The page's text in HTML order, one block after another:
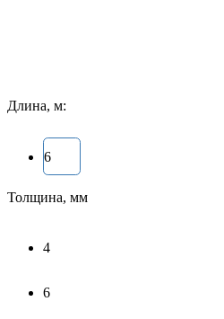
Длина, м:
6
Толщина, мм
4
6